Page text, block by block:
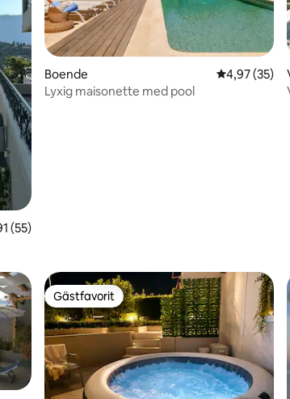
5 i genomsnittligt betyg, 55 omdömen
(55)
Boende 4,97 av 5 i
4,97 (35)
Lyxig maisonette med pool
Gästfavorit
Gästfavorit